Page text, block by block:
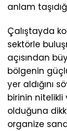
anlam
Çalıştayda
sektörle
açısından
bölgenin
yer aldığını
birinin nitelikli
olduğuna
organize